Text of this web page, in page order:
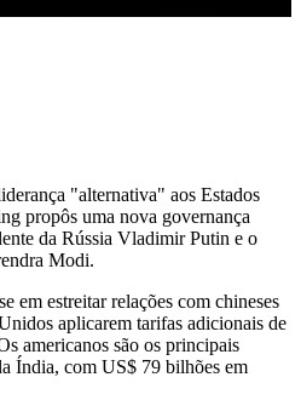
"alternativa" aos Estados
propôs uma nova governança
da Rússia Vladimir Putin e o
Modi.
em estreitar relações com chineses
aplicarem tarifas adicionais de
americanos são os principais
Índia, com US$ 79 bilhões em